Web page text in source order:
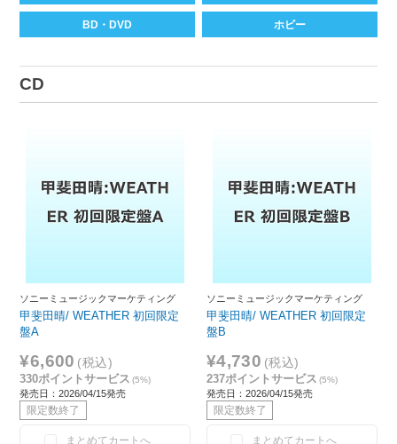
BD・DVD ホビー
CD
ソニーミュージックマーケティング
甲斐田晴/ WEATHER 初回限定
盤A
¥6,600 (税込)
330ポイントサービス (5%)
発売日：2026/04/15発売
限定数終了
まとめてカートへ
ソニーミュージックマーケティング
甲斐田晴/ WEATHER 初回限定
盤B
¥4,730 (税込)
237ポイントサービス (5%)
発売日：2026/04/15発売
限定数終了
まとめてカートへ